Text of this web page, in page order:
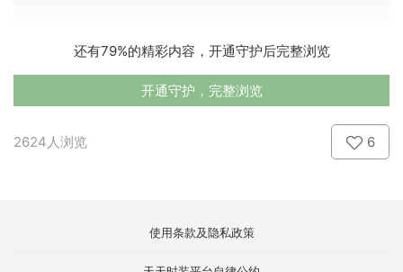
还有79%的精彩内容，开通守护后完整浏览
开通守护，完整浏览
2624人浏览 6
使用条款及隐私政策